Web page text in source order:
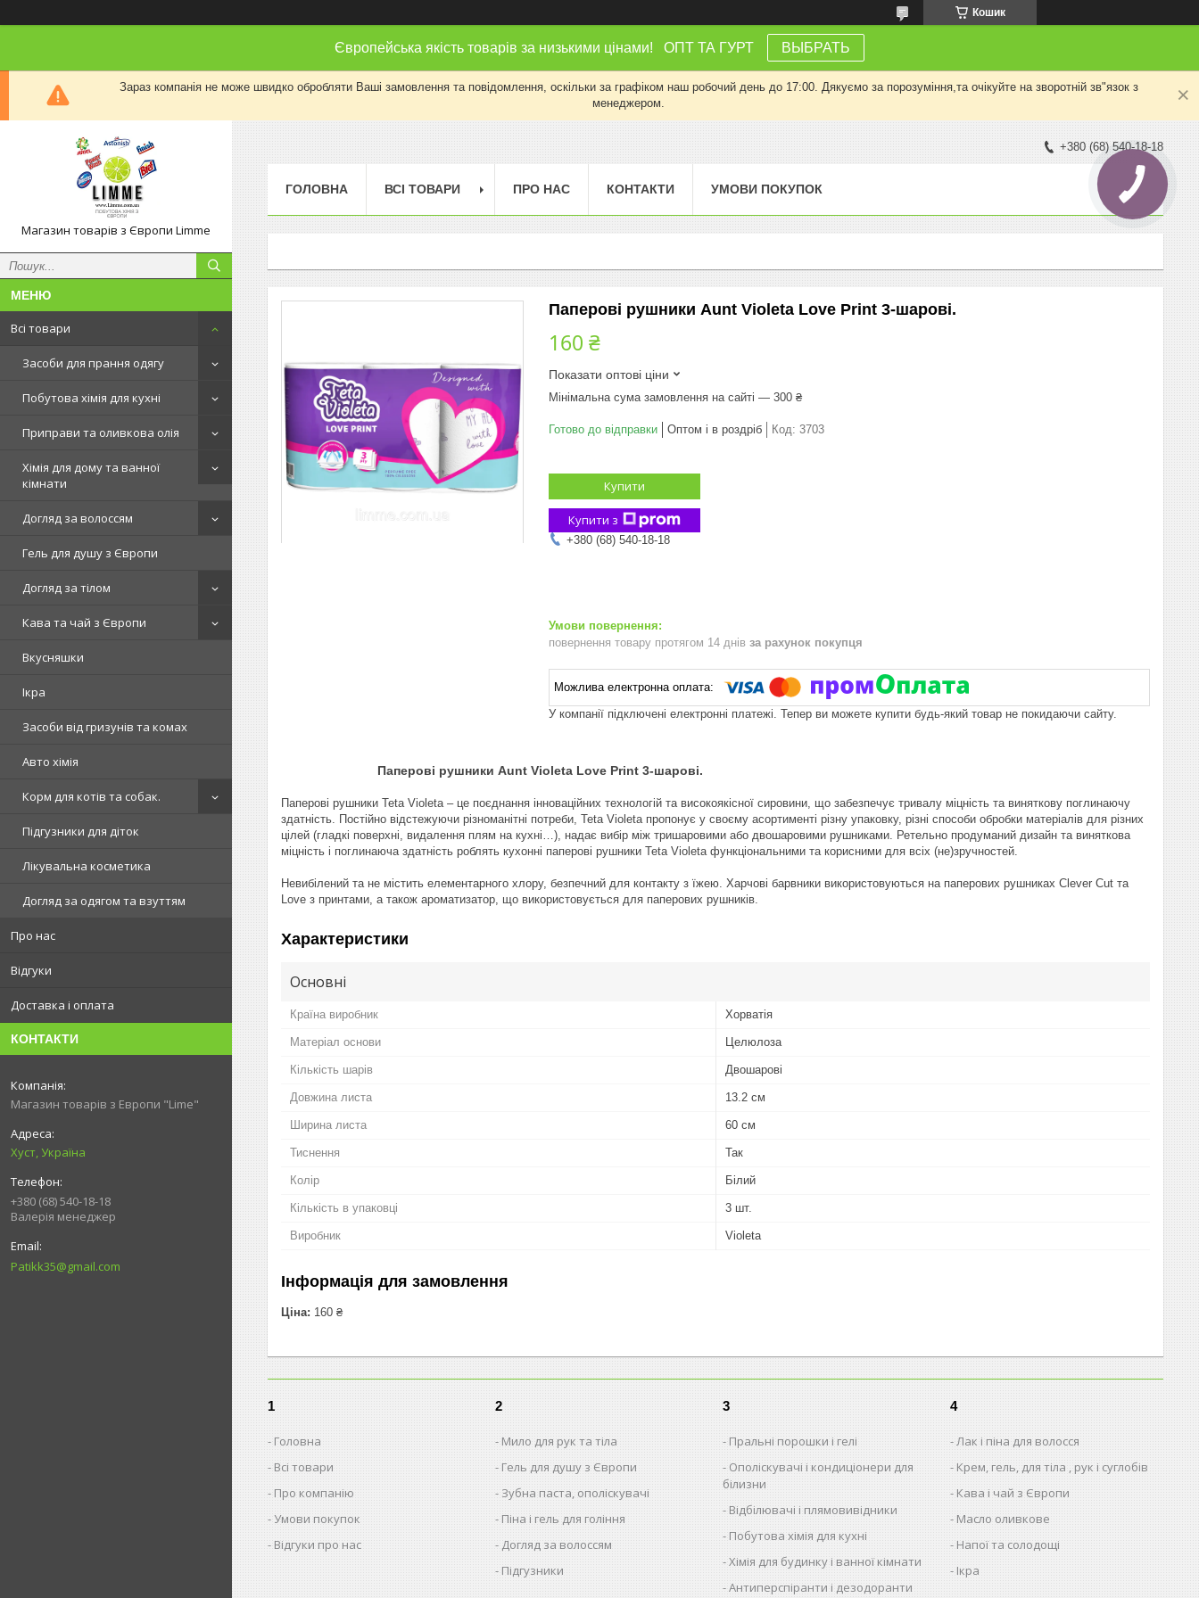
Кошик
Європейська якість товарів за низькими цінами! ОПТ ТА ГУРТ ВЫБРАТЬ
Зараз компанія не може швидко обробляти Ваші замовлення та повідомлення, оскільки за графіком наш робочий день до 17:00. Дякуємо за порозуміння,та очікуйте на зворотній зв"язок з
менеджером.
Магазин товарів з Європи Limme
Всі товари
Засоби для прання одягу
Побутова хімія для кухні
Приправи та оливкова олія
Хімія для дому та ванної
кімнати
Догляд за волоссям
Гель для душу з Європи
Догляд за тілом
Кава та чай з Європи
Вкусняшки
Ікра
Засоби від гризунів та комах
Авто хімія
Корм для котів та собак.
Підгузники для діток
Лікувальна косметика
Догляд за одягом та взуттям
Про нас
Відгуки
Доставка і оплата
КОНТАКТИ
Магазин товарів з Европи "Lime"
Хуст, Україна
+380 (68) 540-18-18
Валерія менеджер
Patikk35@gmail.com
+380 (68) 540-18-18
ГОЛОВНА ВСІ ТОВАРИ ПРО НАС КОНТАКТИ УМОВИ ПОКУПОК
Паперові рушники Aunt Violeta Love Print 3-шарові.
160 ₴
Показати оптові ціни
Мінімальна сума замовлення на сайті — 300 ₴
Готово до відправки Оптом і в роздріб Код: 3703
Купити
Купити з
+380 (68) 540-18-18
повернення товару протягом 14 днів за рахунок покупця
У компанії підключені електронні платежі. Тепер ви можете купити будь-який товар не покидаючи сайту.
Паперові рушники Aunt Violeta Love Print 3-шарові.
Паперові рушники Teta Violeta – це поєднання інноваційних технологій та високоякісної сировини, що забезпечує тривалу міцність та виняткову поглинаючу
здатність. Постійно відстежуючи різноманітні потреби, Teta Violeta пропонує у своєму асортименті різну упаковку, різні способи обробки матеріалів для різних
цілей (гладкі поверхні, видалення плям на кухні…), надає вибір між тришаровими або двошаровими рушниками. Ретельно продуманий дизайн та виняткова
міцність і поглинаюча здатність роблять кухонні паперові рушники Teta Violeta функціональними та корисними для всіх (не)зручностей.
Невибілений та не містить елементарного хлору, безпечний для контакту з їжею. Харчові барвники використовуються на паперових рушниках Clever Cut та
Love з принтами, а також ароматизатор, що використовується для паперових рушників.
Характеристики
Основні
Країна виробник Хорватія
Матеріал основи Целюлоза
Кількість шарів Двошарові
Довжина листа 13.2 см
Ширина листа 60 см
Тиснення Так
Колір Білий
Кількість в упаковці 3 шт.
Виробник Violeta
Інформація для замовлення
Ціна: 160 ₴
1
Головна
Всі товари
Про компанію
Умови покупок
Відгуки про нас
2
Мило для рук та тіла
Гель для душу з Європи
Зубна паста, ополіскувачі
Піна і гель для гоління
Догляд за волоссям
Підгузники
3
Пральні порошки і гелі
Ополіскувачі і кондиціонери для
білизни
Відбілювачі і плямовивідники
Побутова хімія для кухні
Хімія для будинку і ванної кімнати
Антиперспіранти і дезодоранти
4
Лак і піна для волосся
Крем, гель, для тіла , рук і суглобів
Кава і чай з Європи
Масло оливкове
Напої та солодощі
Ікра